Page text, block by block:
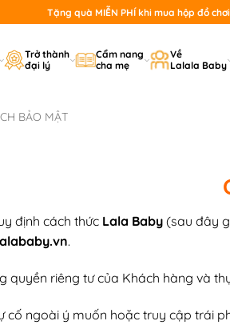
Tặng quà MIỄN PHÍ khi mua hộp đồ
Trở thành
đại lý
Cẩm nang
cha mẹ
Về
Lalala Baby
BẢO MẬT
định cách thức Lala Baby (sau đây
.
quyền riêng tư của Khách hàng và
cố ngoài ý muốn hoặc truy cập trái